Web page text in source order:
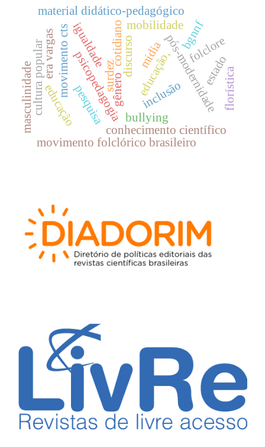
educação,
pesquisa pós-modernidade
inclusão
psicopedagogia
surdezdiscurso mídia
bullying
conhecimento científico
movimento cts
educação
folclore
movimento folclórico brasileiro
cultura popular igualdade
gênero
cotidiano
masculinidade
mobilidade
era vargas
material didático-pedagógico
bgnnf
estadoflorística